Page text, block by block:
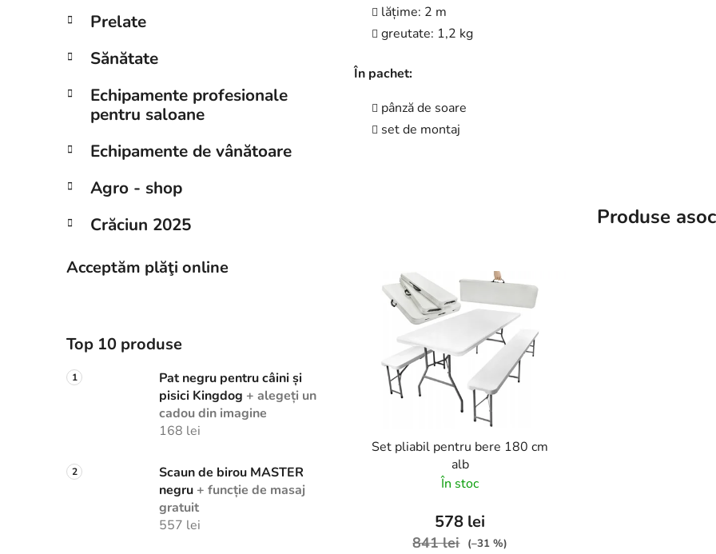
Prelate
Sănătate
Echipamente profesionale
pentru saloane
Echipamente de vânătoare
Agro - shop
Crăciun 2025
Acceptăm plăţi online
Top 10 produse
Pat negru pentru câini și
pisici Kingdog + alegeți un
cadou din imagine
168 lei
Scaun de birou MASTER
negru + funcție de masaj
gratuit
557 lei
lățime: 2 m
greutate: 1,2 kg
În pachet:
pânză de soare
set de montaj
Produse
Set pliabil pentru bere 180 cm
alb
În stoc
578 lei
841 lei (–31 %)